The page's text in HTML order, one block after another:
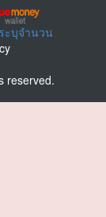
ระบุจำนวน
reserved.